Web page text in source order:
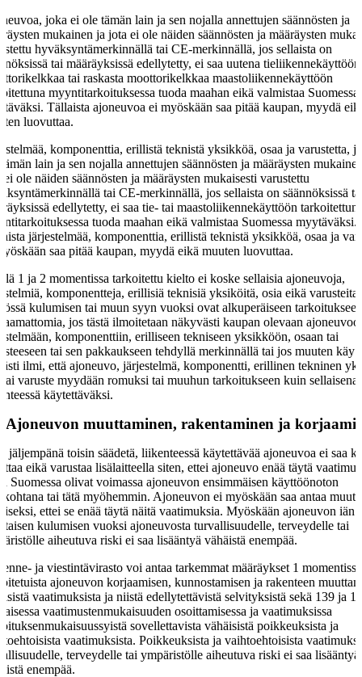
joka ei ole tämän lain ja sen nojalla annettujen säännösten ja
mukainen ja jota ei ole näiden säännösten ja määräysten
hyväksyntämerkinnällä tai CE-merkinnällä, jos sellaista on
tai määräyksissä edellytetty, ei saa uutena
tai raskasta moottorikelkkaa maastoliikennekäyttöön
myyntitarkoituksessa tuoda maahan eikä valmistaa Suomessa
Tällaista ajoneuvoa ei myöskään saa pitää kaupan, myydä
luovuttaa.
komponenttia, erillistä teknistä yksikköä, osaa ja varustetta,
lain ja sen nojalla annettujen säännösten ja määräysten
ei ole näiden säännösten ja määräysten mukaisesti varustettu
tai CE-merkinnällä, jos sellaista on säännöksissä
edellytetty, ei saa tie- tai maastoliikennekäyttöön
tuoda maahan eikä valmistaa Suomessa myytäväksi.
järjestelmää, komponenttia, erillistä teknistä yksikköä, osaa ja
saa pitää kaupan, myydä eikä muuten luovuttaa.
1 ja 2 momentissa tarkoitettu kielto ei koske sellaisia ajoneuvoja,
komponentteja, erillisiä teknisiä yksiköitä, osia eikä
kulumisen tai muun syyn vuoksi ovat alkuperäiseen
jos tästä ilmoitetaan näkyvästi kaupan olevaan
komponenttiin, erilliseen tekniseen yksikköön, osaan tai
tai sen pakkaukseen tehdyllä merkinnällä tai jos muuten käy
ilmi, että ajoneuvo, järjestelmä, komponentti, erillinen tekninen
tai varuste myydään romuksi tai muuhun tarkoitukseen kuin
käytettäväksi.
Ajoneuvon muuttaminen, rakentaminen ja
jäljempänä toisin säädetä, liikenteessä käytettävää ajoneuvoa ei saa
eikä varustaa lisälaitteella siten, ettei ajoneuvo enää täytä
Suomessa olivat voimassa ajoneuvon ensimmäisen käyttöönoton
tai tätä myöhemmin. Ajoneuvon ei myöskään saa antaa
ettei se enää täytä näitä vaatimuksia. Myöskään ajoneuvon iän
kulumisen vuoksi ajoneuvosta turvallisuudelle, terveydelle tai
aiheutuva riski ei saa lisääntyä vähäistä enempää.
ja viestintävirasto voi antaa tarkemmat määräykset 1 momentissa
ajoneuvon korjaamisen, kunnostamisen ja rakenteen
vaatimuksista ja niistä edellytettävistä selvityksistä sekä 139 ja
vaatimustenmukaisuuden osoittamisessa ja vaatimuksissa
sovellettavista vähäisistä poikkeuksista ja
vaatimuksista. Poikkeuksista ja vaihtoehtoisista
terveydelle tai ympäristölle aiheutuva riski ei saa lisääntyä
enempää.